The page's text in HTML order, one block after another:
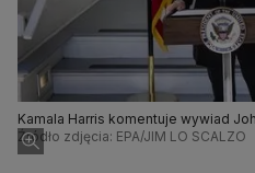
Kamala Harris komentuje wywiad
Źródło zdjęcia: EPA/JIM LO SCALZO